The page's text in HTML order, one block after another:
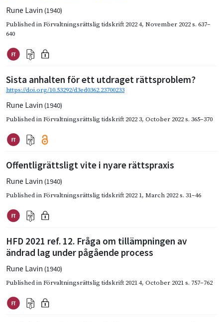
Rune Lavin (1940)
Published inFörvaltningsrättslig tidskrift 2022 4, November 2022s. 637–
640
Sista anhalten för ett utdraget rättsproblem?
https://doi.org/10.53292/d3ed0362.23700233
Rune Lavin (1940)
Published inFörvaltningsrättslig tidskrift 2022 3, October 2022s. 365–370
Offentligrättsligt vite i nyare rättspraxis
Rune Lavin (1940)
Published inFörvaltningsrättslig tidskrift 2022 1, March 2022s. 31–46
HFD 2021 ref. 12. Fråga om tillämpningen av
ändrad lag under pågående process
Rune Lavin (1940)
Published inFörvaltningsrättslig tidskrift 2021 4, October 2021s. 757–762